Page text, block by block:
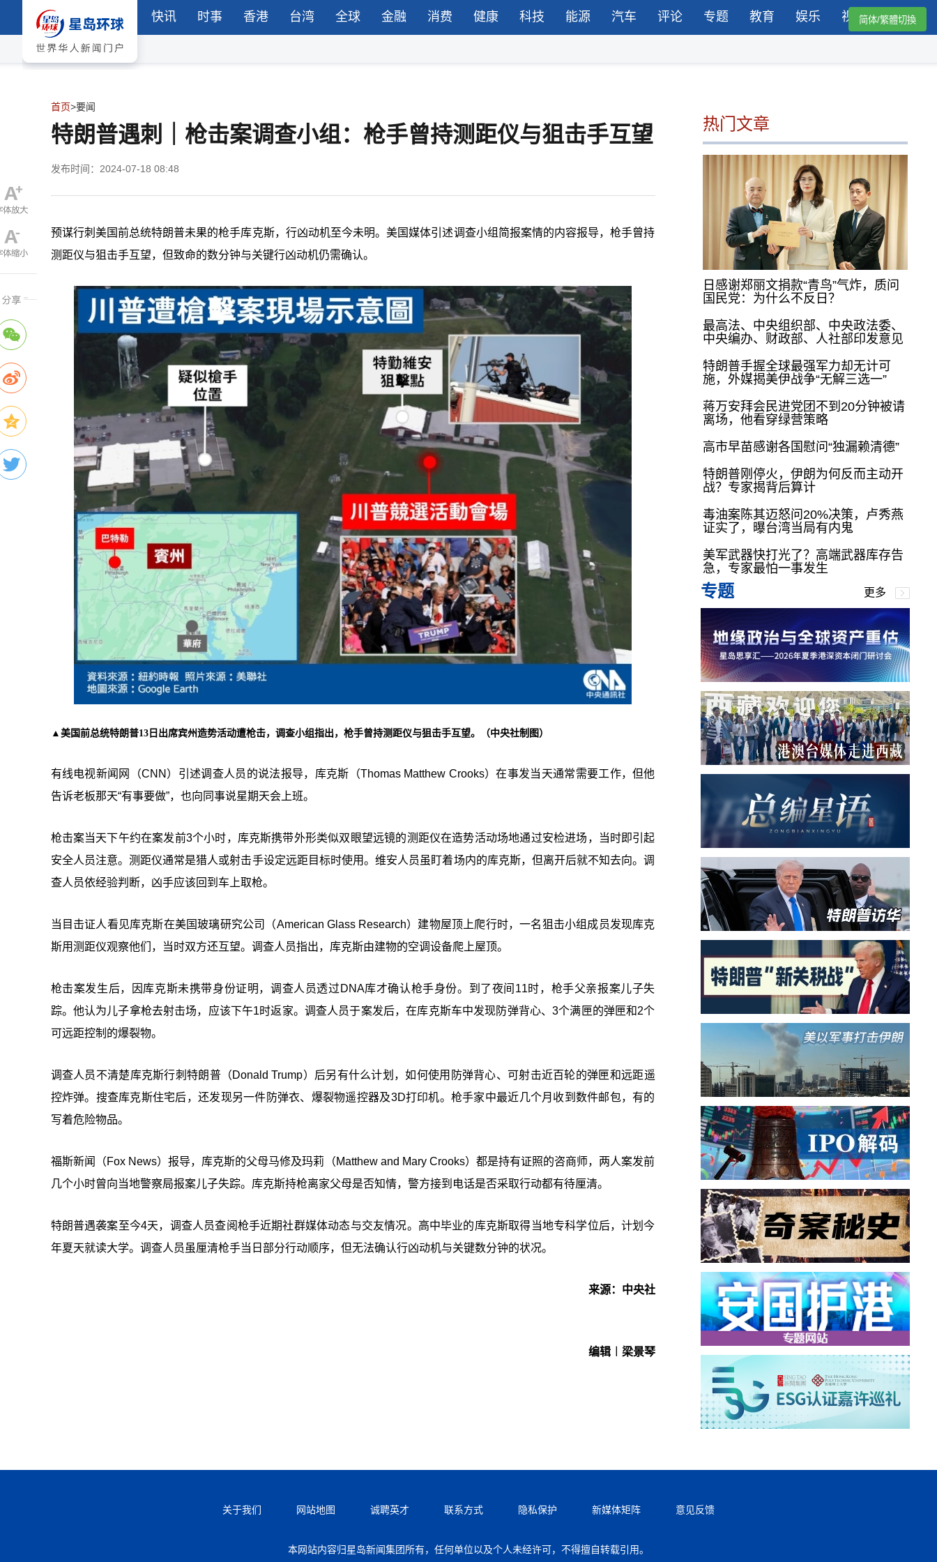
快讯 时事 香港 台湾 全球 金融 消费 健康 科技 能源 汽车 评论 专题 教育 娱乐 视频简体/繁體切換
首页>要闻
特朗普遇刺｜枪击案调查小组：枪手曾持测距仪与狙击手互望
发布时间：2024-07-18 08:48
预谋行刺美国前总统特朗普未果的枪手库克斯，行凶动机至今未明。美国媒体引述调查小组简报案情的内容报导，枪手曾持
测距仪与狙击手互望，但致命的数分钟与关键行凶动机仍需确认。
▲美国前总统特朗普13日出席宾州造势活动遭枪击，调查小组指出，枪手曾持测距仪与狙击手互望。（中央社制图）
有线电视新闻网（CNN）引述调查人员的说法报导，库克斯（Thomas Matthew Crooks）在事发当天通常需要工作，但他
告诉老板那天“有事要做”，也向同事说星期天会上班。
枪击案当天下午约在案发前3个小时，库克斯携带外形类似双眼望远镜的测距仪在造势活动场地通过安检进场，当时即引起
安全人员注意。测距仪通常是猎人或射击手设定远距目标时使用。维安人员虽盯着场内的库克斯，但离开后就不知去向。调
查人员依经验判断，凶手应该回到车上取枪。
当目击证人看见库克斯在美国玻璃研究公司（American Glass Research）建物屋顶上爬行时，一名狙击小组成员发现库克
斯用测距仪观察他们，当时双方还互望。调查人员指出，库克斯由建物的空调设备爬上屋顶。
枪击案发生后，因库克斯未携带身份证明，调查人员透过DNA库才确认枪手身份。到了夜间11时，枪手父亲报案儿子失
踪。他认为儿子拿枪去射击场，应该下午1时返家。调查人员于案发后，在库克斯车中发现防弹背心、3个满匣的弹匣和2个
可远距控制的爆裂物。
调查人员不清楚库克斯行刺特朗普（Donald Trump）后另有什么计划，如何使用防弹背心、可射击近百轮的弹匣和远距遥
控炸弹。搜查库克斯住宅后，还发现另一件防弹衣、爆裂物遥控器及3D打印机。枪手家中最近几个月收到数件邮包，有的
写着危险物品。
福斯新闻（Fox News）报导，库克斯的父母马修及玛莉（Matthew and Mary Crooks）都是持有证照的咨商师，两人案发前
几个小时曾向当地警察局报案儿子失踪。库克斯持枪离家父母是否知情，警方接到电话是否采取行动都有待厘清。
特朗普遇袭案至今4天，调查人员查阅枪手近期社群媒体动态与交友情况。高中毕业的库克斯取得当地专科学位后，计划今
年夏天就读大学。调查人员虽厘清枪手当日部分行动顺序，但无法确认行凶动机与关键数分钟的状况。
来源：中央社
编辑︱梁景琴
热门文章
日感谢郑丽文捐款“青鸟”气炸，质问
国民党：为什么不反日？
最高法、中央组织部、中央政法委、
中央编办、财政部、人社部印发意见
特朗普手握全球最强军力却无计可
施，外媒揭美伊战争“无解三选一”
蒋万安拜会民进党团不到20分钟被请
离场，他看穿绿营策略
高市早苗感谢各国慰问“独漏赖清德”
特朗普刚停火，伊朗为何反而主动开
战？专家揭背后算计
毒油案陈其迈怒问20%决策，卢秀燕
证实了，曝台湾当局有内鬼
美军武器快打光了？高端武器库存告
急，专家最怕一事发生
专题 更多
关于我们 网站地图 诚聘英才 联系方式 隐私保护 新媒体矩阵 意见反馈
本网站内容归星岛新闻集团所有，任何单位以及个人未经许可，不得擅自转载引用。